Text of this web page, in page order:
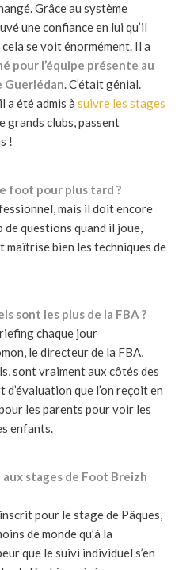
Grâce au système
une confiance en lui qu’il
se voit énormément. Il a
pour l’équipe présente au
Guerlédan. C’était génial.
a été admis à suivre les stages
grands clubs, passent
!
foot pour plus tard ?
mais il doit encore
de questions quand il joue,
maîtrise bien les techniques de
sont les plus de la FBA ?
chaque jour
le directeur de la FBA,
sont vraiment aux côtés des
que l’on reçoit en
les parents pour voir les
enfants.
stages de Foot Breizh
pour le stage de Pâques,
de monde qu’à la
que le suivi individuel s’en